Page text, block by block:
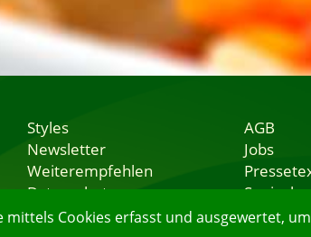
Cookies erfasst und ausgewertet,
Styles
Newsletter
Weiterempfehlen
Datenschutz
Nutzungsbedingungen
AGB
Jobs